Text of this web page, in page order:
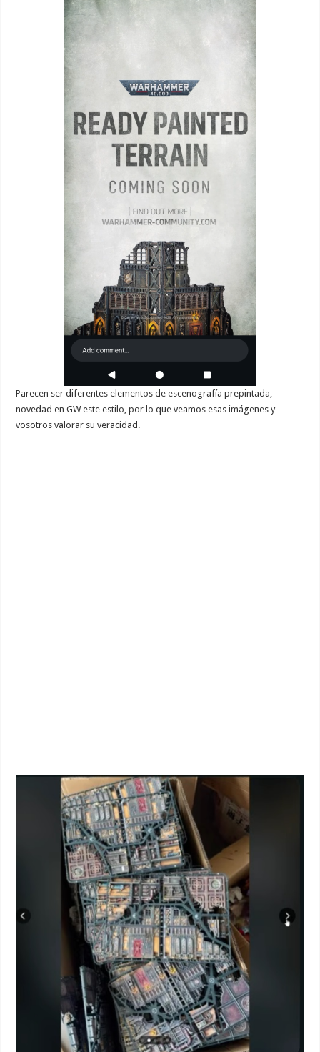
Parecen ser diferentes elementos de escenografía prepintada,
novedad en GW este estilo, por lo que veamos esas imágenes y
vosotros valorar su veracidad.